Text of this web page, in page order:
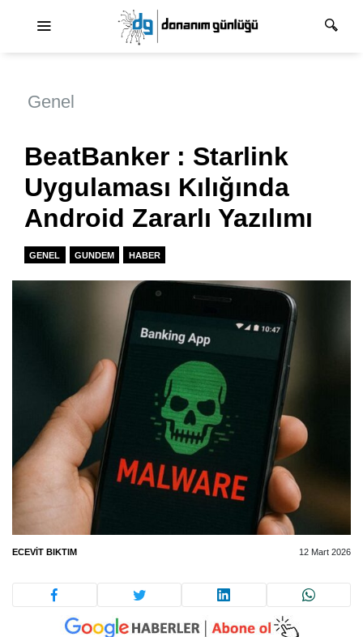
Genel
BeatBanker : Starlink
Uygulaması Kılığında
Android Zararlı Yazılımı
GENEL GUNDEM HABER
ECEVIT BIKTIM 12 Mart 2026